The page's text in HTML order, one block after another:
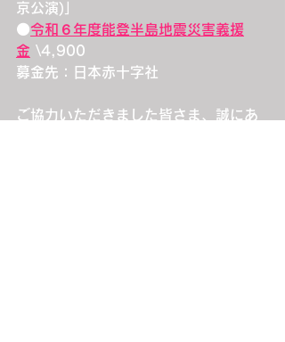
京公演)」
⚫️令和６年度能登半島地震災害義援
金 \4,900
募金先：日本赤十字社
ご協力いただきました皆さま、誠にあ